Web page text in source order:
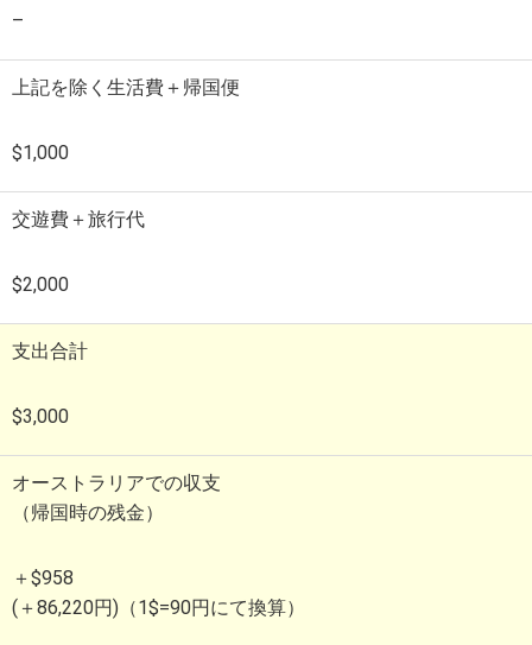
–
上記を除く生活費＋帰国便
$1,000
交遊費＋旅行代
$2,000
支出合計
$3,000
オーストラリアでの収支
（帰国時の残金）
＋$958
(＋86,220円) （1$=90円にて換算）